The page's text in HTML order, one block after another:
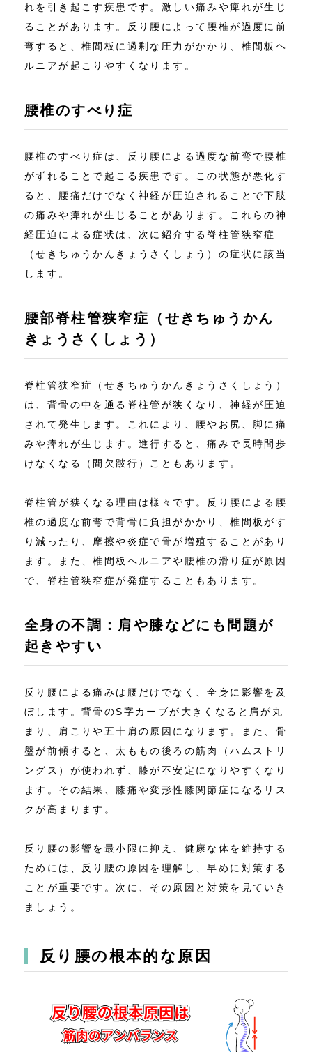
れを引き起こす疾患です。激しい痛みや痺れが生じ
ることがあります。反り腰によって腰椎が過度に前
弯すると、椎間板に過剰な圧力がかかり、椎間板ヘ
ルニアが起こりやすくなります。
腰椎のすべり症
腰椎のすべり症は、反り腰による過度な前弯で腰椎
がずれることで起こる疾患です。この状態が悪化す
ると、腰痛だけでなく神経が圧迫されることで下肢
の痛みや痺れが生じることがあります。これらの神
経圧迫による症状は、次に紹介する脊柱管狭窄症
（せきちゅうかんきょうさくしょう）の症状に該当
します。
腰部脊柱管狭窄症（せきちゅうかん
きょうさくしょう）
脊柱管狭窄症（せきちゅうかんきょうさくしょう）
は、背骨の中を通る脊柱管が狭くなり、神経が圧迫
されて発生します。これにより、腰やお尻、脚に痛
みや痺れが生じます。進行すると、痛みで長時間歩
けなくなる（間欠跛行）こともあります。
脊柱管が狭くなる理由は様々です。反り腰による腰
椎の過度な前弯で背骨に負担がかかり、椎間板がす
り減ったり、摩擦や炎症で骨が増殖することがあり
ます。また、椎間板ヘルニアや腰椎の滑り症が原因
で、脊柱管狭窄症が発症することもあります。
全身の不調：肩や膝などにも問題が
起きやすい
反り腰による痛みは腰だけでなく、全身に影響を及
ぼします。背骨のS字カーブが大きくなると肩が丸
まり、肩こりや五十肩の原因になります。また、骨
盤が前傾すると、太ももの後ろの筋肉（ハムストリ
ングス）が使われず、膝が不安定になりやすくなり
ます。その結果、膝痛や変形性膝関節症になるリス
クが高まります。
反り腰の影響を最小限に抑え、健康な体を維持する
ためには、反り腰の原因を理解し、早めに対策する
ことが重要です。次に、その原因と対策を見ていき
ましょう。
反り腰の根本的な原因